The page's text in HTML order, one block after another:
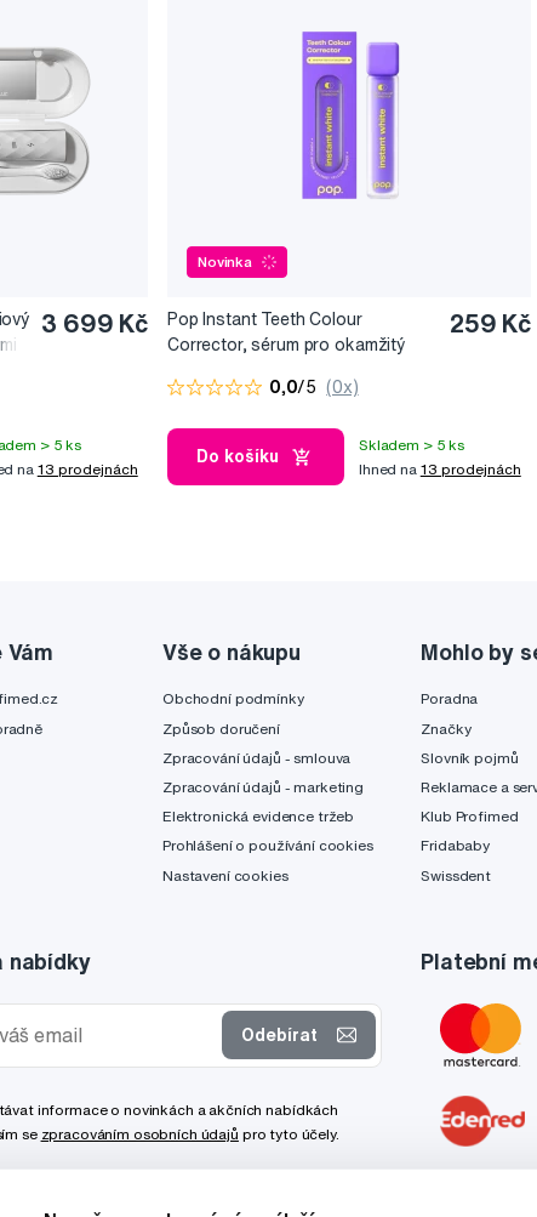
3 699 Kč
> 5 ks
na 13 prodejnách
Novinka
Pop Instant Teeth Colour
Corrector, sérum pro okamžitý
259 Kč
0,0/5 (0x)
Do košíku
Skladem > 5 ks
Ihned na 13 prodejnách
Vám Vše o nákupu
Obchodní podmínky
Způsob doručení
Zpracování údajů - smlouva
Zpracování údajů - marketing
Elektronická evidence tržeb
Prohlášení o používání cookies
Nastavení cookies
Mohlo by
Poradna
Značky
Slovník pojmů
Reklamace a
Klub Profimed
Fridababy
Swissdent
nabídky
Odebírat
informace o novinkách a akčních nabídkách
se zpracováním osobních údajů pro tyto účely.
Platební